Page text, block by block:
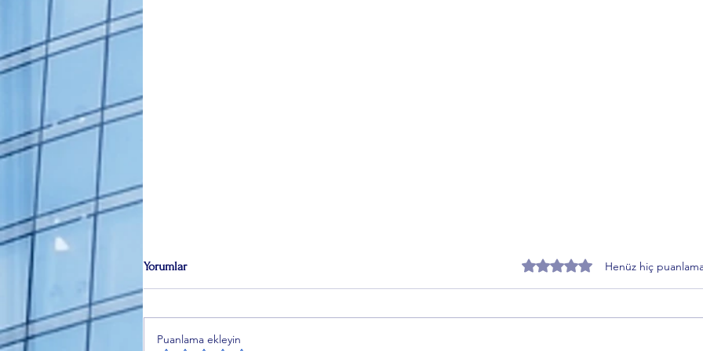
Yorumlar 5 üzerinden 0 yıldızHenüz hiç
Puanlama ekleyin